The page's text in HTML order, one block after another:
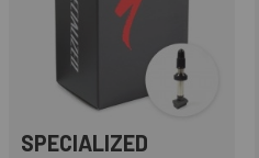
SPECIALIZED